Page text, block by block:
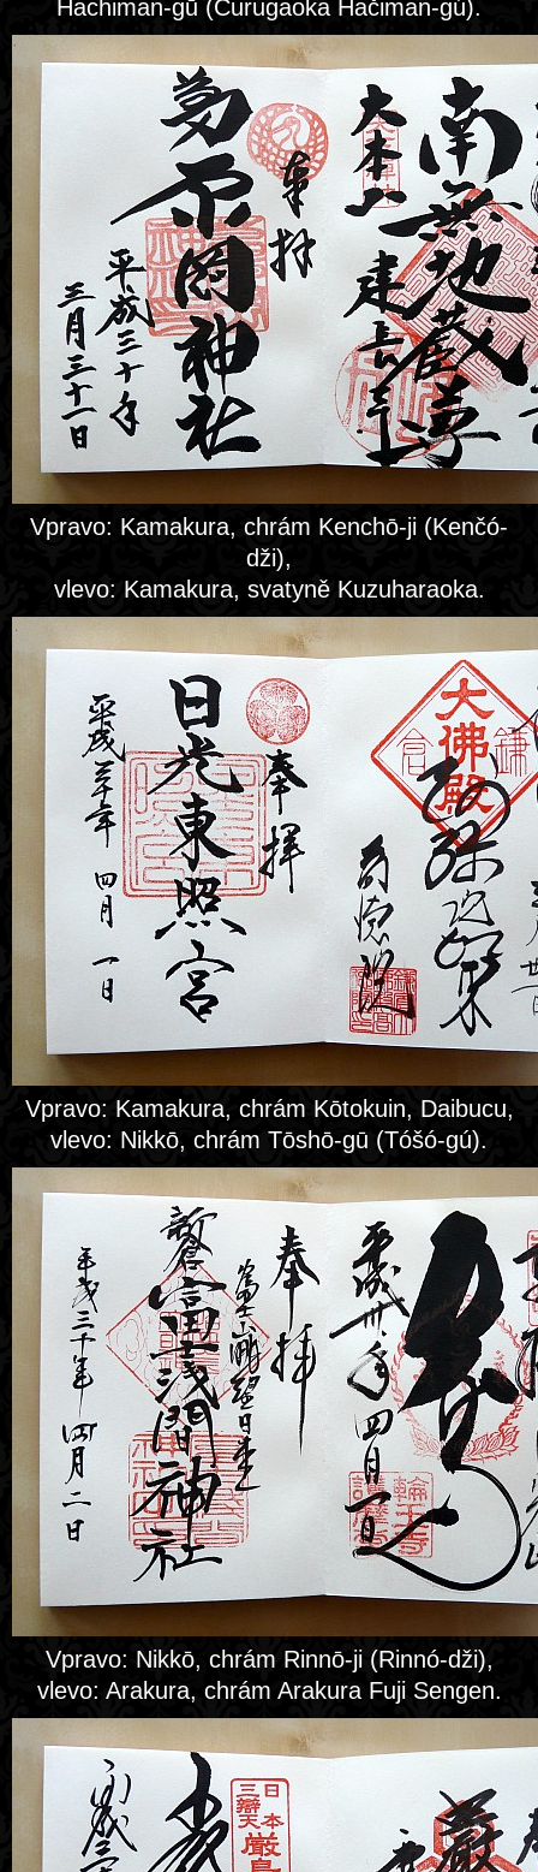
Hachiman-gū (Curugaoka Hačiman-gú).
Vpravo: Kamakura, chrám Kenchō-ji (Kenčó-
dži),
vlevo: Kamakura, svatyně Kuzuharaoka.
Vpravo: Kamakura, chrám Kōtokuin, Daibucu,
vlevo: Nikkō, chrám Tōshō-gū (Tóšó-gú).
Vpravo: Nikkō, chrám Rinnō-ji (Rinnó-dži),
vlevo: Arakura, chrám Arakura Fuji Sengen.